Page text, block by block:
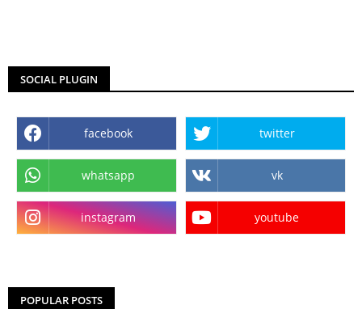
SOCIAL PLUGIN
facebook twitter
whatsapp vk
instagram youtube
POPULAR POSTS